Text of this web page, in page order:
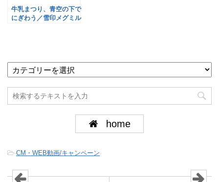
牛乳まつり、青空の下で
にぎわう／雪印メグミル
home
-CM・WEB動画/キャンペーン